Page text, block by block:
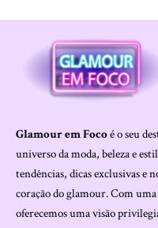
Glamour em Focoé o seu
universo da moda, beleza e
tendências, dicas exclusivas e
coração do glamour. Com
oferecemos uma visão